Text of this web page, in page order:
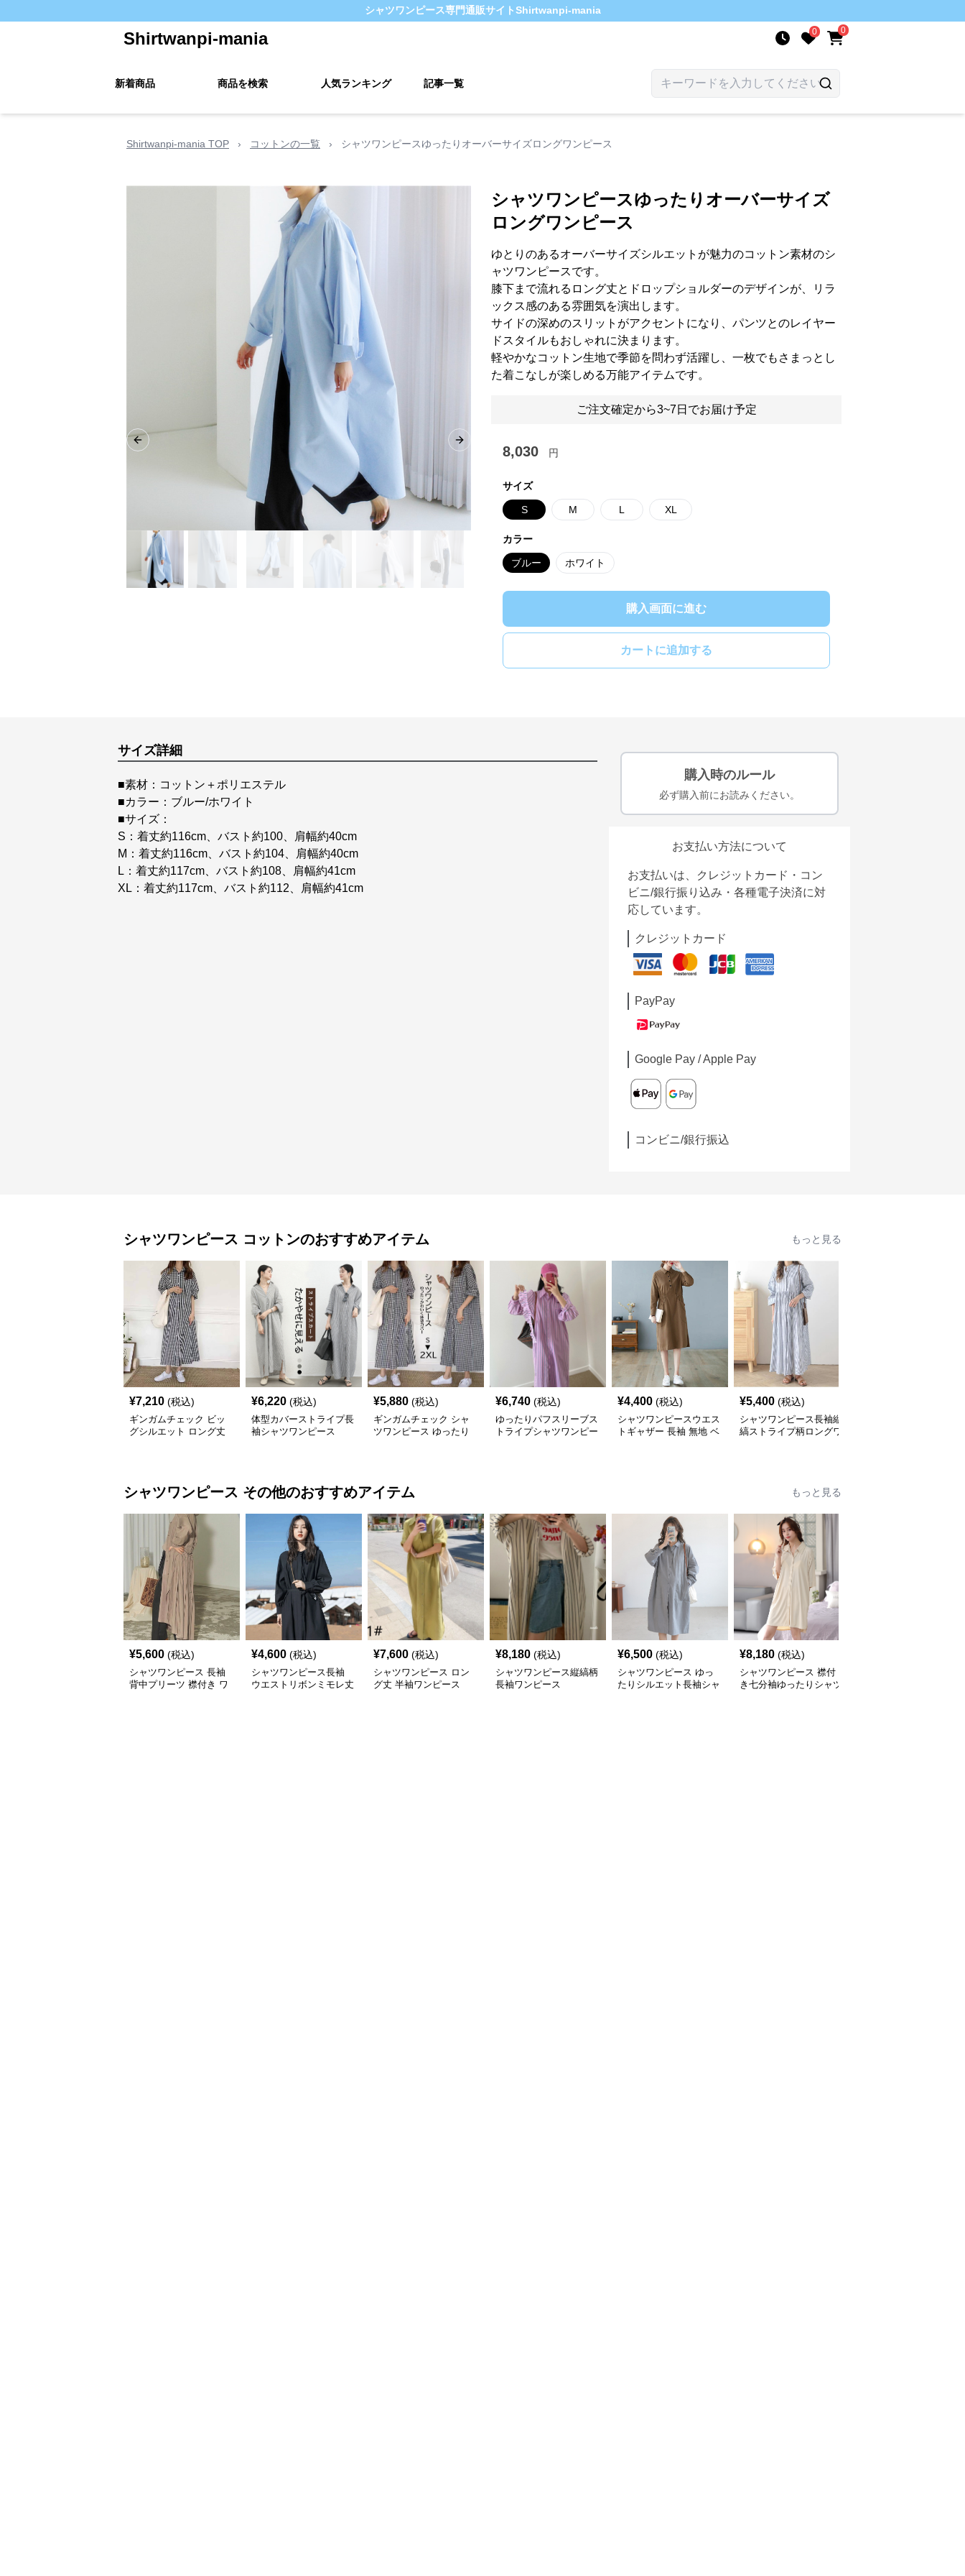
シャツワンピース専門通販サイトShirtwanpi-mania
Shirtwanpi-mania 0 0
新着商品 商品を検索 人気ランキング 記事一覧
Shirtwanpi-mania TOP › コットンの一覧 › シャツワンピースゆったりオーバーサイズロングワンピース
Previous slide Next slide
シャツワンピースゆったりオーバーサイズ
ロングワンピース
ゆとりのあるオーバーサイズシルエットが魅力のコットン素材のシ
ャツワンピースです。
膝下まで流れるロング丈とドロップショルダーのデザインが、リラ
ックス感のある雰囲気を演出します。
サイドの深めのスリットがアクセントになり、パンツとのレイヤー
ドスタイルもおしゃれに決まります。
軽やかなコットン生地で季節を問わず活躍し、一枚でもさまっとし
た着こなしが楽しめる万能アイテムです。
ご注文確定から3~7日でお届け予定
8,030 円
サイズ
S M L XL
カラー
ブルー ホワイト
購入画面に進む
カートに追加する
サイズ詳細
■素材：コットン＋ポリエステル
■カラー：ブルー/ホワイト
■サイズ：
S：着丈約116cm、バスト約100、肩幅約40cm
M：着丈約116cm、バスト約104、肩幅約40cm
L：着丈約117cm、バスト約108、肩幅約41cm
XL：着丈約117cm、バスト約112、肩幅約41cm
購入時のルール
必ず購入前にお読みください。
お支払い方法について
お支払いは、クレジットカード・コン
ビニ/銀行振り込み・各種電子決済に対
応しています。
クレジットカード
PayPay
Google Pay / Apple Pay
コンビニ/銀行振込
シャツワンピース コットンのおすすめアイテム もっと見る
¥7,210 (税込)
ギンガムチェック ビッ
グシルエット ロング丈
¥6,220 (税込)
体型カバーストライプ長
袖シャツワンピース
¥5,880 (税込)
ギンガムチェック シャ
ツワンピース ゆったり
¥6,740 (税込)
ゆったりパフスリーブス
トライプシャツワンピー
¥4,400 (税込)
シャツワンピースウエス
トギャザー 長袖 無地 ベ
¥5,400 (税込)
シャツワンピース長袖縦
縞ストライプ柄ロングワ
シャツワンピース その他のおすすめアイテム もっと見る
¥5,600 (税込)
シャツワンピース 長袖
背中プリーツ 襟付き ワ
¥4,600 (税込)
シャツワンピース長袖
ウエストリボンミモレ丈
¥7,600 (税込)
シャツワンピース ロン
グ丈 半袖ワンピース
¥8,180 (税込)
シャツワンピース縦縞柄
長袖ワンピース
¥6,500 (税込)
シャツワンピース ゆっ
たりシルエット長袖シャ
¥8,180 (税込)
シャツワンピース 襟付
き七分袖ゆったりシャツ